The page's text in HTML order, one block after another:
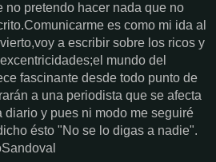
no pretendo hacer nada que no
es como mi ida al
a escribir sobre los ricos y
mundo del
fascinante desde todo punto de
a una periodista que se afecta
diario y pues ni modo me seguiré
ésto "No se lo digas a nadie".